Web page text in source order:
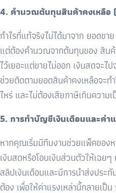
4. คำนวณต้นทุนสินค้าคงเหลือ
กำไรที่แท้จริงไม่ได้มาจาก ยอดขา
แต่ต้องคำนวณจากต้นทุนของ สิน
ไว้เยอะแต่ขายไม่ออก เงินสดจะ
ช่วยติดตามยอดสินค้าคงเหลือจะท
ไหร่ และไม่ต้องเสียภาษีเกินความ
5. การทำบัญชีเงินเดือนและค่า
หากคุณเริ่มมีทีมงานช่วยแพ็คของ
เงินสดหรือโอนเงินส่วนตัวให้เฉย
สลิปเงินเดือนและมีการนำส่งปร
ต้อง เพื่อให้ค่าแรงเหล่านี้กลายเ